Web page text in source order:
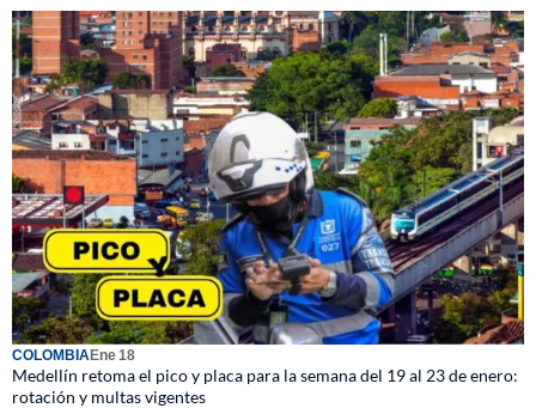
COLOMBIAEne 18
Medellín retoma el pico y placa para la semana del 19 al 23 de enero:
rotación y multas vigentes